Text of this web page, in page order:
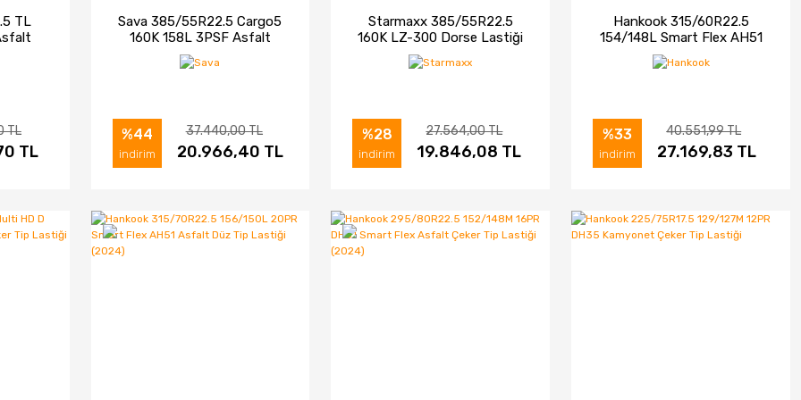
TL
TL
TL
AL
Sava 385/55R22.5 Cargo5
160K 158L 3PSF Asfalt
Dorse Lastiği (2026)
%44
indirim
37.440,00 TL
20.966,40 TL
İNCELE SATIN AL
Starmaxx 385/55R22.5
160K LZ-300 Dorse Lastiği
(2023)
%28
indirim
27.564,00 TL
19.846,08 TL
İNCELE SATIN AL
Hankook 315/60R22.5
154/148L Smart Flex AH51
Asfalt Düz Tip Lastiği
(2024)
%33
indirim
40.551,99 TL
27.169,83 TL
İNCELE SATIN AL